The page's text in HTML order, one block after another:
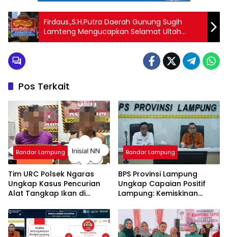
Firdaus.,S.H.Putra Daerah Gunung Sugih
Lamteng Mengucapkan Selamat Ultah
Letkol Teddy Indra Wijaya, M.Si. Sekretaris
Pos Terkait
Bandar Lampung
Tim URC Polsek Ngaras
Ungkap Kasus Pencurian
Alat Tangkap Ikan di
Terduga Pelaku
Diamankan.
Bandar Lampung
BPS Provinsi Lampung
Ungkap Capaian Positif
Lampung: Kemiskinan
Ekonomi Terus Tumbuh